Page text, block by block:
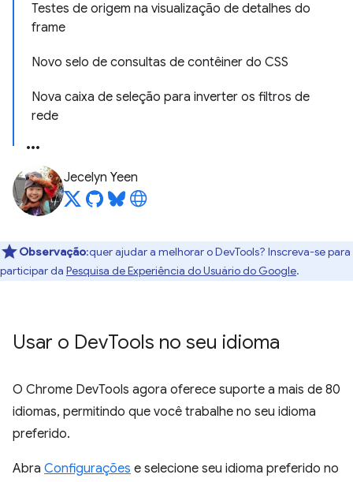
Testes de origem na visualização de detalhes do
frame
Novo selo de consultas de contêiner do CSS
Nova caixa de seleção para inverter os filtros de
rede
Jecelyn Yeen
Observação:quer ajudar a melhorar o DevTools? Inscreva-se para
participar da Pesquisa de Experiência do Usuário do Google.
Usar o DevTools no seu idioma
O Chrome DevTools agora oferece suporte a mais de 80
idiomas, permitindo que você trabalhe no seu idioma
preferido.
Abra Configurações e selecione seu idioma preferido no